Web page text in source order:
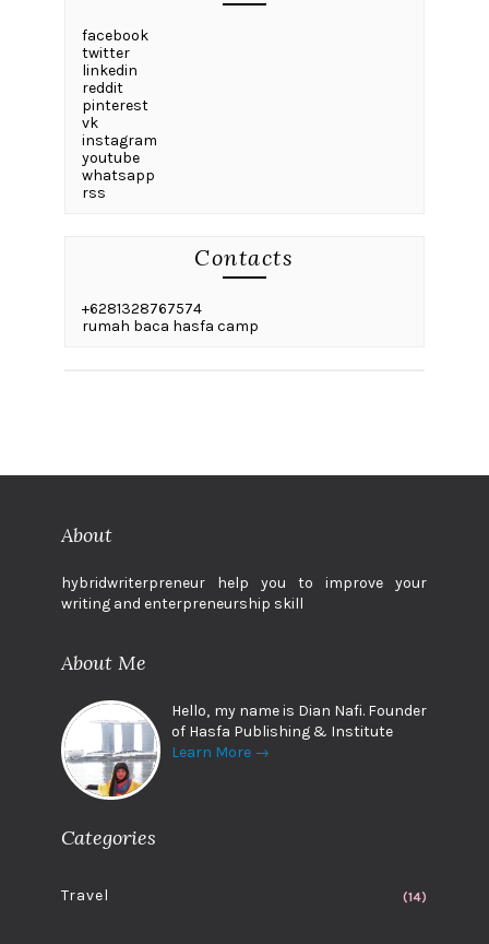
facebook
twitter
linkedin
reddit
pinterest
vk
instagram
youtube
whatsapp
rss
Contacts
+6281328767574
rumah baca hasfa camp
About
hybridwriterpreneur help you to improve your
writing and enterpreneurship skill
About Me
Hello, my name is Dian Nafi. Founder
of Hasfa Publishing & Institute
Learn More →
Categories
Travel (14)